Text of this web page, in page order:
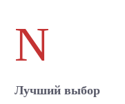
N
Лучший выбор